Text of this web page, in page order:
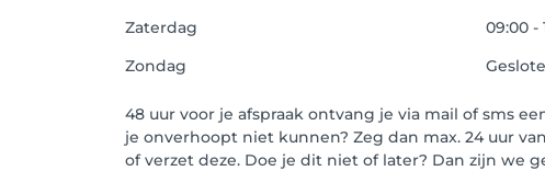
Zaterdag
09:00 -
Zondag
48 uur voor je afspraak ontvang je via mail of sms
je onverhoopt niet kunnen? Zeg dan max. 24 uur
of verzet deze. Doe je dit niet of later? Dan zijn we